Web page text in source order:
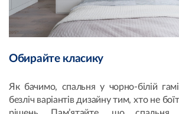
Обирайте класику
Як бачимо, спальня у чорно-білій
безліч варіантів дизайну тим, хто не